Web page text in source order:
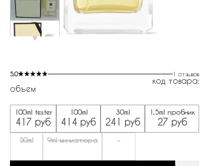
5.0 1 отзывов
код товара:
объем
100ml tester
417 руб
100ml
414 руб
30ml
241 руб
1,5ml пробник
27 руб
50ml 9ml миниатюра -